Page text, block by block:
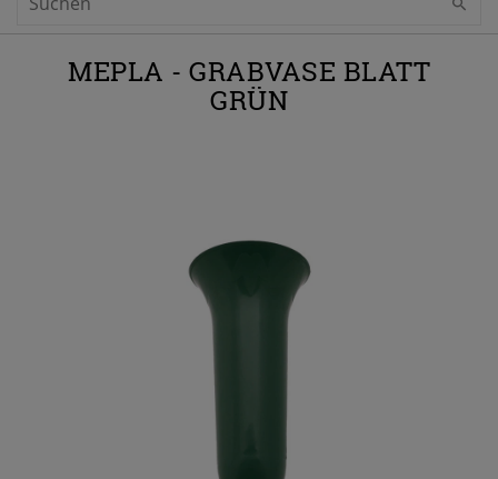
MEPLA - GRABVASE BLATT
GRÜN